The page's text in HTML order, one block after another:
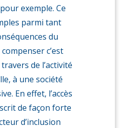
exemple. Ce
parmi tant
du
c’est
de l’activité
à une société
En effet, l’accès
de façon forte
d’inclusion